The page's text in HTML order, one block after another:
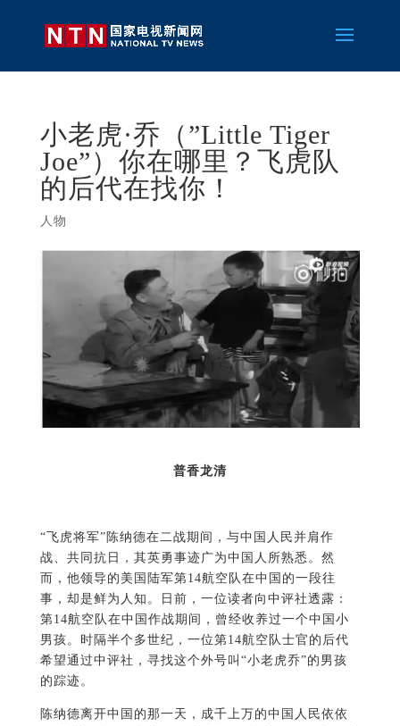
小老虎·乔（”Little Tiger
Joe”）你在哪里？飞虎队
的后代在找你！
人物
普香龙清
“飞虎将军”陈纳德在二战期间，与中国人民并肩作
战、共同抗日，其英勇事迹广为中国人所熟悉。然
而，他领导的美国陆军第14航空队在中国的一段往
事，却是鲜为人知。日前，一位读者向中评社透露：
第14航空队在中国作战期间，曾经收养过一个中国小
男孩。时隔半个多世纪，一位第14航空队士官的后代
希望通过中评社，寻找这个外号叫“小老虎乔”的男孩
的踪迹。
陈纳德离开中国的那一天，成千上万的中国人民依依